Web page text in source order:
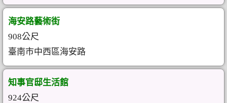
海安路藝術街
908公尺
臺南市中西區海安路
知事官邸生活館
924公尺